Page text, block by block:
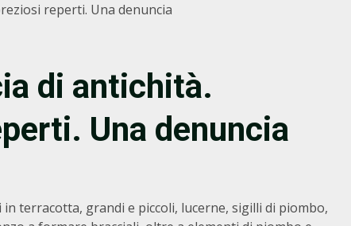
reperti. Una denuncia
di antichità.
Una denuncia
terracotta, grandi e piccoli, lucerne, sigilli di piombo,